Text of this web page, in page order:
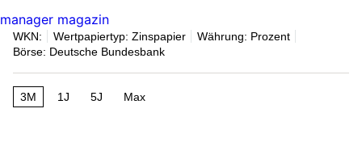
WKN: Wertpapiertyp: Zinspapier
Währung: Prozent
Börse: Deutsche Bundesbank
3M 1J 5J Max
manager magazin